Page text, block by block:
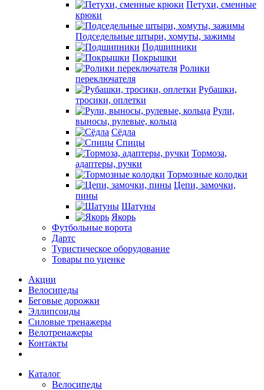
Петухи, сменные
крюки
Подседельные штыри, хомуты, зажимы
Подшипники
Покрышки
Ролики
переключателя
Рубашки,
тросики, оплетки
Рули,
выносы, рулевые, кольца
Сёдла
Спицы
Тормоза,
адаптеры, ручки
Тормозные колодки
Цепи, замочки,
пины
Шатуны
Якорь
Футбольные ворота
Дартс
Туристическое оборудование
Товары по уценке
Акции
Велосипеды
Беговые дорожки
Эллипсоиды
Силовые тренажеры
Велотренажеры
Контакты
Каталог
Велосипеды